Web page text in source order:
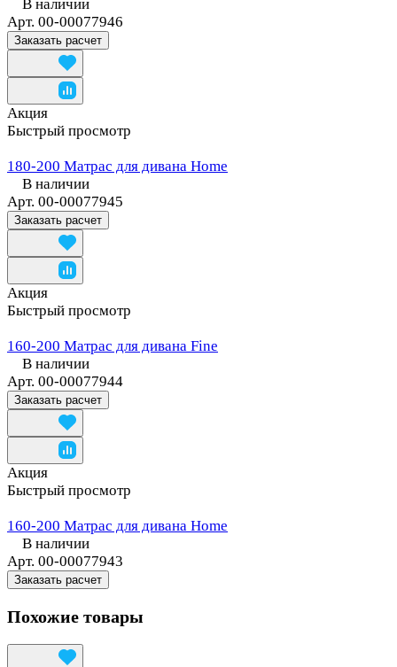
В наличии
Арт. 00-00077946
Заказать расчет
Акция
Быстрый просмотр
180-200 Матрас для дивана Home
В наличии
Арт. 00-00077945
Заказать расчет
Акция
Быстрый просмотр
160-200 Матрас для дивана Fine
В наличии
Арт. 00-00077944
Заказать расчет
Акция
Быстрый просмотр
160-200 Матрас для дивана Home
В наличии
Арт. 00-00077943
Заказать расчет
Похожие товары